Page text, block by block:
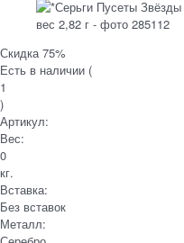
Скидка 75%
Есть в наличии (
1
)
Артикул:
Вес:
0
кг.
Вставка:
Без вставок
Металл: